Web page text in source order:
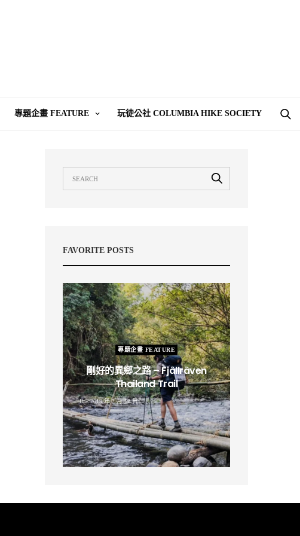
專題企畫 FEATURE 玩徒公社 COLUMBIA HIKE SOCIETY
FAVORITE POSTS
專題企畫 FEATURE
剛好的異鄉之路 – Fjällräven
Thailand Trail
B 2019 年 2 月 12 日